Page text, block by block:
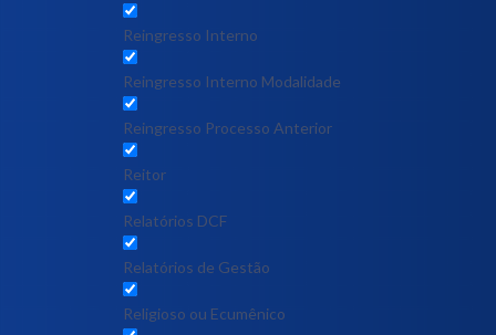
Reingresso Interno
Reingresso Interno Modalidade
Reingresso Processo Anterior
Reitor
Relatórios DCF
Relatórios de Gestão
Religioso ou Ecumênico